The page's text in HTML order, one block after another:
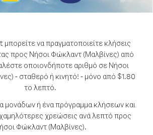
να πραγματοποιείτε κλήσεις
προς Νήσοι Φώκλαντ (Μαλβίνες) από
οποιονδήποτε αριθμό σε Νήσοι
- σταθερό ή κινητό! - μόνο από $1.80
το λεπτό.
μονάδων ή ένα πρόγραμμα κλήσεων και
χρεώσεις ανά λεπτό προς
Φώκλαντ (Μαλβίνες).